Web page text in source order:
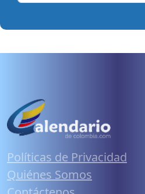
Políticas de Privacidad
Quiénes Somos